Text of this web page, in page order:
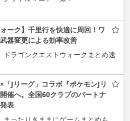
ォーク】千里行を快適に周回！ワ
器変更による効率改善
ドラゴンクエストウォークまとめ速
「Jリーグ」コラボ『ポケモンJリ
催へ。全国60クラブのパートナ
表